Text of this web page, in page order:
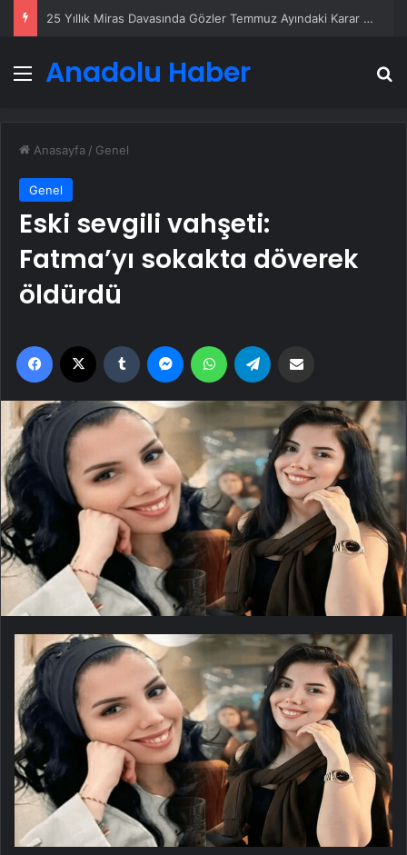
25 Yıllık Miras Davasında Gözler Temmuz Ayındaki Karar Duruşmasına Çevrildi
Menü
Anadolu Haber
Anasayfa / Genel
Genel
Eski sevgili vahşeti:
Fatma’yı sokakta döverek
öldürdü
Facebook Tumblr MessengerWhatsApp